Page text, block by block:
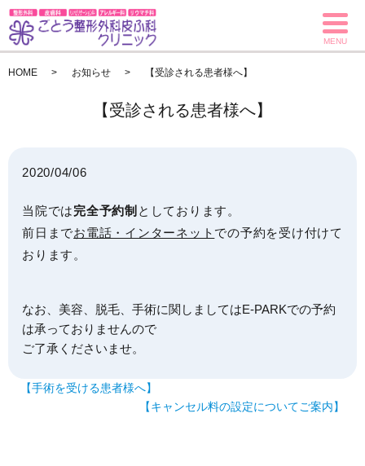
MENU
HOME お知らせ 【受診される患者様へ】
【受診される患者様へ】
2020/04/06
当院では完全予約制 としております。
前日までお電話・インターネット での予約を受け付けて
おります。
なお、美容、脱毛、手術に関しましてはE-PARKでの予約
は承っておりませんので
ご了承くださいませ。
【手術を受ける患者様へ】
【キャンセル料の設定についてご案内】